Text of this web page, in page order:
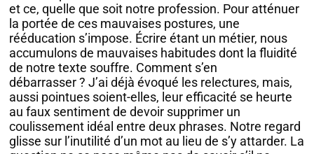
et ce, quelle que soit notre profession. Pour atténuer
la portée de ces mauvaises postures, une
rééducation s’impose. Écrire étant un métier, nous
accumulons de mauvaises habitudes dont la fluidité
de notre texte souffre. Comment s’en
débarrasser ? J’ai déjà évoqué les relectures, mais,
aussi pointues soient-elles, leur efficacité se heurte
au faux sentiment de devoir supprimer un
coulissement idéal entre deux phrases. Notre regard
glisse sur l’inutilité d’un mot au lieu de s’y attarder. La